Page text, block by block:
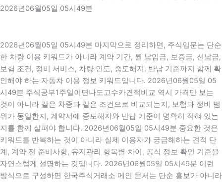
2026년06월05일 05시49분
2026년06월05일 05시49분 마지막으로 정리하면, 주식입문는 단순
한 차량 이용 키워드가 아니라 계약 기간, 월 납입금, 보증금, 선납금,
보험 조건, 정비 서비스, 차량 인도, 중도해지, 반납 기준까지 함께 확
인해야 하는 자동차 이용 정보 키워드입니다. 2026년06월05일 05
시49분 주식공부1주일이면나도고수카견적비교 역시 가격만 보는
것이 아니라 같은 차종과 같은 조건으로 비교되는지, 보험과 정비 범
위가 동일한지, 계약서에 중도해지와 반납 기준이 명확히 적혀 있는
지를 함께 살펴야 합니다. 2026년06월05일 05시49분 중요한 것은
키워드를 반복하는 것이 아니라 실제 이용자가 궁금해하는 견적 단
계, 계약 전 준비사항, 유지관리 항목별 차이, 공식 정보 확인 기준을
자연스럽게 설명하는 것입니다. 2026년06월05일 05시49분 이런
방식으로 구성하면 한국주식거래소 메인 문서는 단순 홍보가 아니라